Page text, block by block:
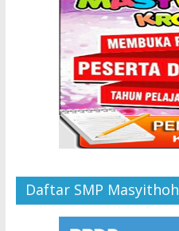
Daftar SMP Masyithoh